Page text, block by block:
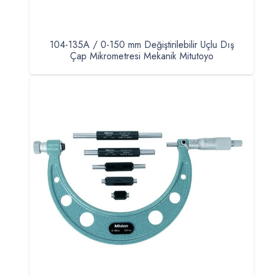
104-135A / 0-150 mm Değiştirilebilir Uçlu Dış
Çap Mikrometresi Mekanik Mitutoyo